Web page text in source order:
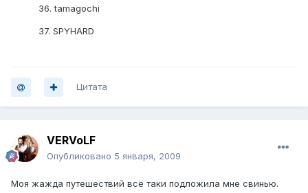
36. tamagochi
37. SPYHARD
Цитата
VERVoLF
Опубликовано 5 января, 2009
Моя жажда путешествий всё таки подложила мне свинью.